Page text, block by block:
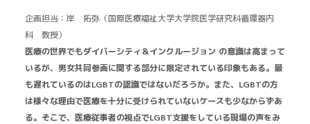
企画担当：岸 拓弥（国際医療福祉大学大学院医学研究科循環器内
科 教授）
医療の世界でもダイバーシティ＆インクルージョン の意識は高まって
いるが、男女共同参画に関する部分に限定されている印象もある。最
も遅れているのはLGBTの認識ではないだろうか。また、LGBTの方
は様々な理由で医療を十分に受けられていないケースも少なからずあ
る。そこで、医療従事者の視点でLGBT支援をしている現場の声をみ